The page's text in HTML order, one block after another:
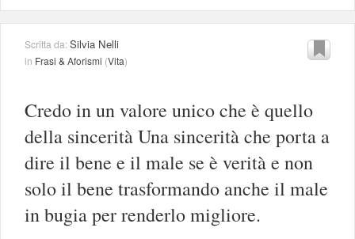
Scritta da:Silvia Nelli
in Frasi & Aforismi (Vita)
Credo in un valore unico che è quello
della sincerità Una sincerità che porta a
dire il bene e il male se è verità e non
solo il bene trasformando anche il male
in bugia per renderlo migliore.